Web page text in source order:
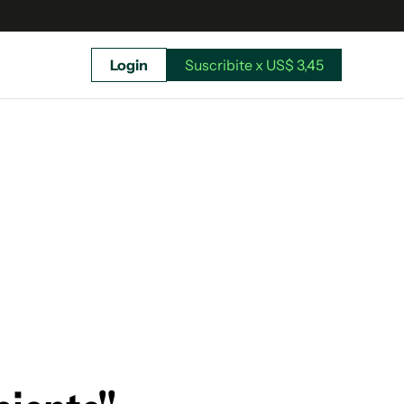
Suscribite x US$ 3,45
Login Suscribite x US$ 3,45